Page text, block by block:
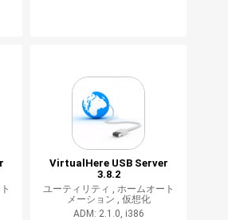
VirtualHere USB Server
3.8.2
ユーティリティ , ホームオート
メーション , 仮想化
ADM: 2.1.0, i386